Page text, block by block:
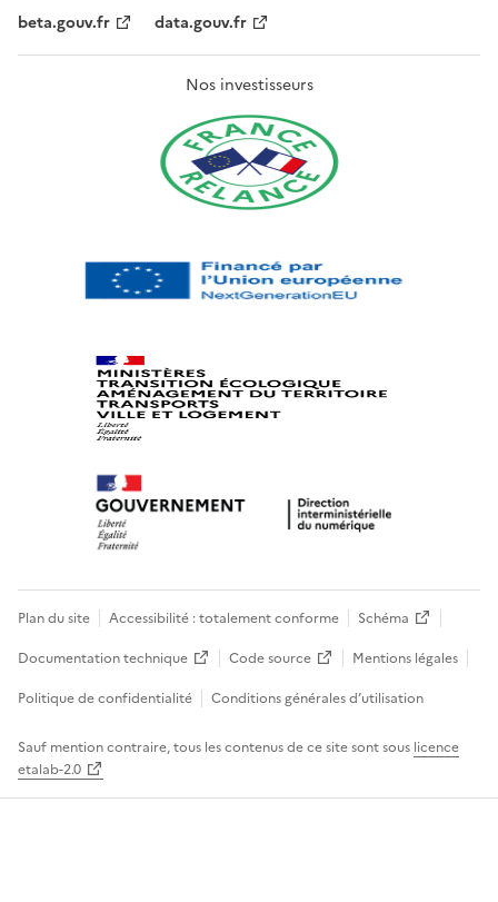
beta.gouv.fr
data.gouv.fr
Nos investisseurs
Plan du site Accessibilité : totalement conforme
Schéma
Documentation technique
Code source
Mentions légales
Politique de confidentialité
Conditions générales d’utilisation
Sauf mention contraire, tous les contenus de ce site sont sous licence
etalab-2.0